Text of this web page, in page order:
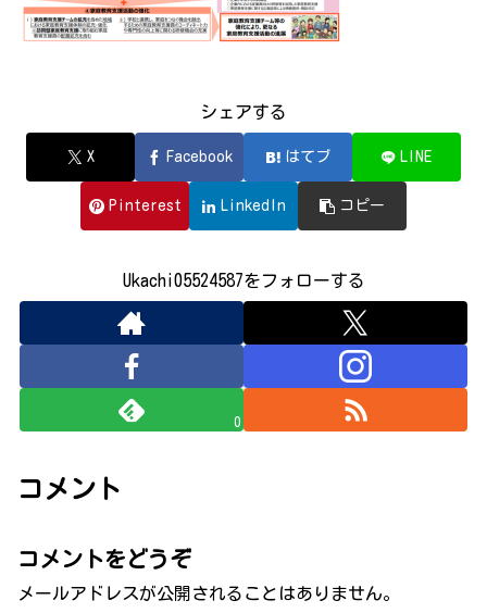
シェアする
X Facebook はてブ LINE
Pinterest LinkedIn コピー
Ukachi05524587をフォローする
0
コメント
コメントをどうぞ
メールアドレスが公開されることはありません。